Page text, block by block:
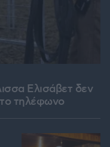
Ελισάβετ δεν
τηλέφωνο